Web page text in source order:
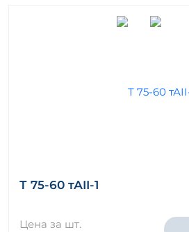
Т 75-60 тАII-1
Цена за шт.